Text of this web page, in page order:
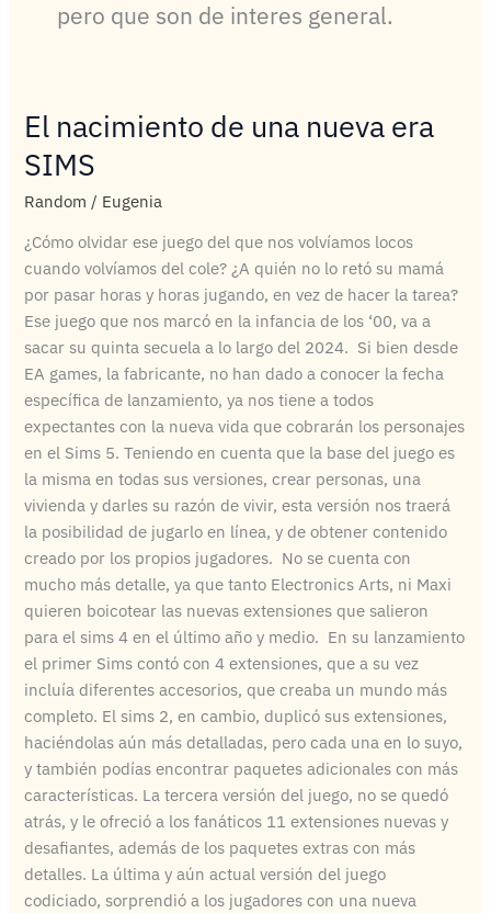
pero que son de interes general.
El nacimiento de una nueva era
SIMS
Random / Eugenia
¿Cómo olvidar ese juego del que nos volvíamos locos
cuando volvíamos del cole? ¿A quién no lo retó su mamá
por pasar horas y horas jugando, en vez de hacer la tarea?
Ese juego que nos marcó en la infancia de los ‘00, va a
sacar su quinta secuela a lo largo del 2024. Si bien desde
EA games, la fabricante, no han dado a conocer la fecha
específica de lanzamiento, ya nos tiene a todos
expectantes con la nueva vida que cobrarán los personajes
en el Sims 5. Teniendo en cuenta que la base del juego es
la misma en todas sus versiones, crear personas, una
vivienda y darles su razón de vivir, esta versión nos traerá
la posibilidad de jugarlo en línea, y de obtener contenido
creado por los propios jugadores. No se cuenta con
mucho más detalle, ya que tanto Electronics Arts, ni Maxi
quieren boicotear las nuevas extensiones que salieron
para el sims 4 en el último año y medio. En su lanzamiento
el primer Sims contó con 4 extensiones, que a su vez
incluía diferentes accesorios, que creaba un mundo más
completo. El sims 2, en cambio, duplicó sus extensiones,
haciéndolas aún más detalladas, pero cada una en lo suyo,
y también podías encontrar paquetes adicionales con más
características. La tercera versión del juego, no se quedó
atrás, y le ofreció a los fanáticos 11 extensiones nuevas y
desafiantes, además de los paquetes extras con más
detalles. La última y aún actual versión del juego
codiciado, sorprendió a los jugadores con una nueva
El
de
una
era
SIMS